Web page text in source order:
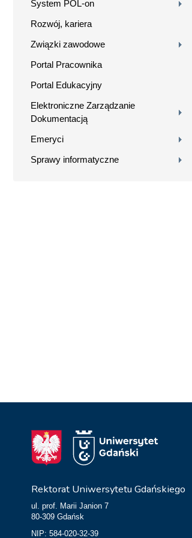
System POL-on
Rozwój, kariera
Związki zawodowe
Portal Pracownika
Portal Edukacyjny
Elektroniczne Zarządzanie
Dokumentacją
Emeryci
Sprawy informatyczne
Rektorat Uniwersytetu Gdańskiego
ul. prof. Marii Janion 7
80-309 Gdańsk
NIP: 584-020-32-39